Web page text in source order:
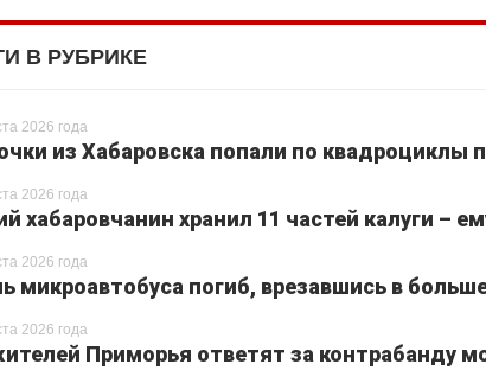
В РУБРИКЕ
2026 года
из Хабаровска попали по квадроциклы
2026 года
хабаровчанин хранил 11 частей калуги –
2026 года
микроавтобуса погиб, врезавшись в
2026 года
Приморья ответят за контрабанду